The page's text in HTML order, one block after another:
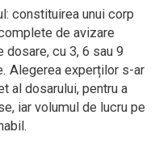
constituirea unui corp
de avizare
dosare, cu 3, 6 sau 9
Alegerea experților s-ar
al dosarului, pentru a
iar volumul de lucru pe